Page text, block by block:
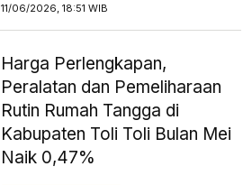
11/06/2026, 18:51 WIB
Harga Perlengkapan,
Peralatan dan Pemeliharaan
Rutin Rumah Tangga di
Kabupaten Toli Toli Bulan Mei
Naik 0,47%